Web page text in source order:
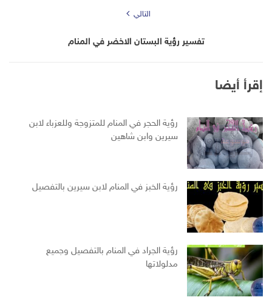
التالي
تفسير رؤية البستان الاخضر في المنام
إقرأ أيضا
رؤية الحجر في المنام للمتزوجة وللعزباء لابن
سيرين وابن شاهين
رؤية الخبز في المنام لابن سيرين بالتفصيل
رؤية الجراد في المنام بالتفصيل وجميع
مدلولاتها